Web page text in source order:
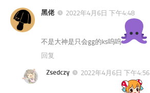
黑佬 2022年4月6日 下午4:48
不是大神是只会gg的ks呜呜
回复
Zsedczy 2022年4月6日 下午4:56